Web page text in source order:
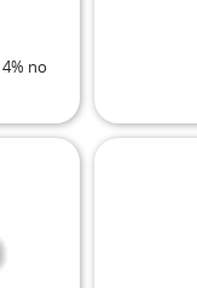
4% no